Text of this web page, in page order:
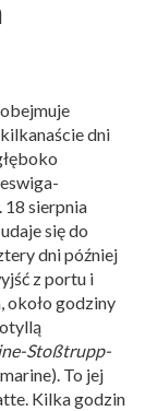
dni
18 sierpnia
się do
dni później
z portu i
około godziny
Stoßtrupp-
To jej
Kilka godzin